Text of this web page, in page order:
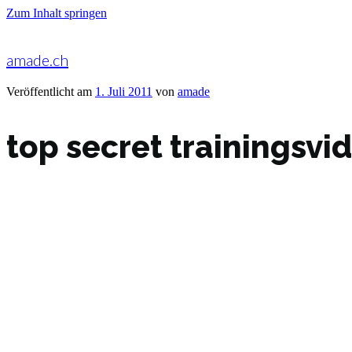
Zum Inhalt springen
amade.ch
Veröffentlicht am 1. Juli 2011 von amade
top secret